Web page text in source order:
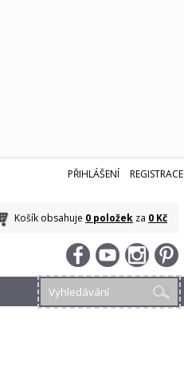
PŘIHLÁŠENÍ REGISTRACE
Košík obsahuje 0 položek za 0 Kč